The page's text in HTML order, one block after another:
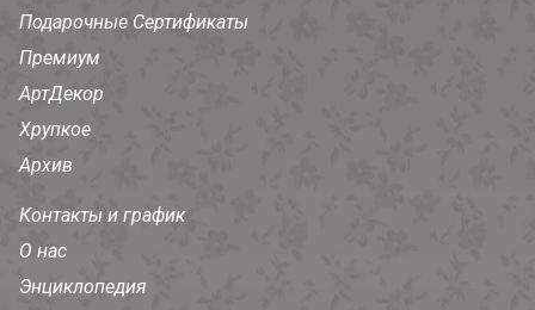
Подарочные Сертификаты
Премиум
АртДекор
Хрупкое
Архив
Контакты и график
О нас
Энциклопедия